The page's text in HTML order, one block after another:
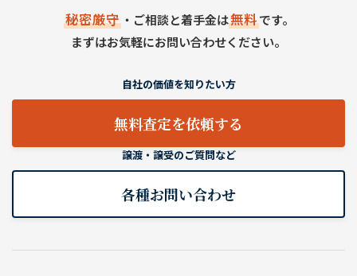
秘密厳守・ご相談と着手金は無料です。
まずはお気軽にお問い合わせください。
自社の価値を知りたい方
無料査定を依頼する
譲渡・譲受のご質問など
各種お問い合わせ